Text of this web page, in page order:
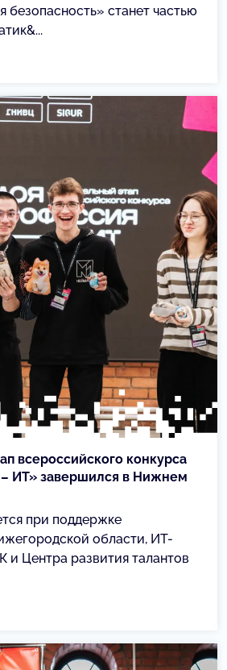
станет частью
всероссийского конкурса
ИТ» завершился в Нижнем
при поддержке
области, ИТ-
Центра развития талантов